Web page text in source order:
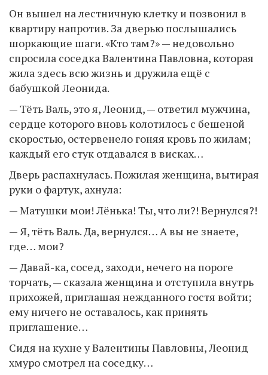
Он вышел на лестничную клетку и позвонил в
квартиру напротив. За дверью послышались
шоркающие шаги. «Кто там?» — недовольно
спросила соседка Валентина Павловна, которая
жила здесь всю жизнь и дружила ещё с
бабушкой Леонида.
— Тёть Валь, это я, Леонид, — ответил мужчина,
сердце которого вновь колотилось с бешеной
скоростью, остервенело гоняя кровь по жилам;
каждый его стук отдавался в висках…
Дверь распахнулась. Пожилая женщина, вытирая
руки о фартук, ахнула:
— Матушки мои! Лёнька! Ты, что ли?! Вернулся?!
— Я, тёть Валь. Да, вернулся… А вы не знаете,
где… мои?
— Давай-ка, сосед, заходи, нечего на пороге
торчать, — сказала женщина и отступила внутрь
прихожей, приглашая нежданного гостя войти;
ему ничего не оставалось, как принять
приглашение…
Сидя на кухне у Валентины Павловны, Леонид
хмуро смотрел на соседку…